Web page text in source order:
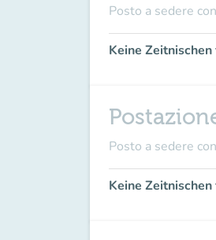
Posto a sedere
Keine
Posto a sedere
Keine